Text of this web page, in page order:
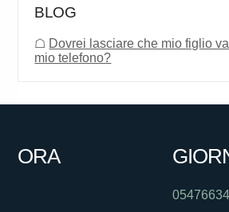
BLOG
☖ Dovrei lasciare che mio figlio
mio telefono?
ORA